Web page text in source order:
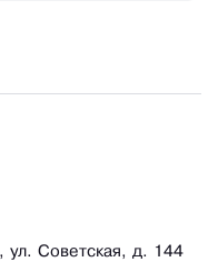
ул. Советская, д. 144